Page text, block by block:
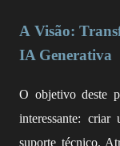
A Visão:
IA Generativa
O objetivo deste
interessante: criar
suporte técnico.